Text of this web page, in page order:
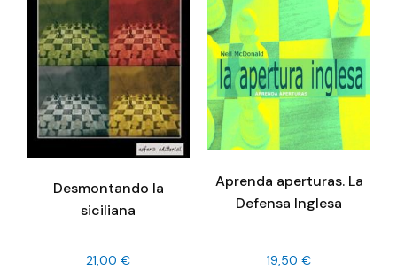
Desmontando la
siciliana
21,00 €
Aprenda aperturas. La
Defensa Inglesa
19,50 €